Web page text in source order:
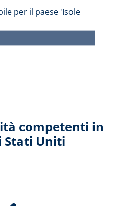
per il paese 'Isole
competenti in
Stati Uniti